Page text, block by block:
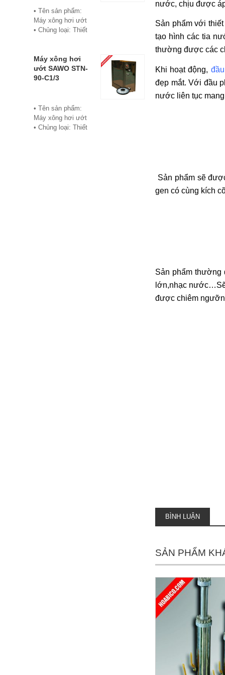
nước, chịu được
Sản phẩm với
tạo hình các tia
thường được các
Khi hoạt động,
đẹp mắt. Với đầu
nước liên tục
Sản phẩm sẽ
gen có cùng kích
Sản phẩm thường
lớn,nhạc
được chiêm
BÌNH LUẬN
SẢN PHẨM
• Bảo hành: 12
tháng
• Đơn vị phân phối:
• Tên sản phẩm:
Máy xông hơi ướt
• Chủng loại: Thiết
Sawo
• Xuất xứ:
Philippine
• Có bảng điều
khiển điện tử hiển
thị số, cho phép cài
Máy xông hơi
ướt SAWO STN-
90-C1/3
• Tên sản phẩm:
Máy xông hơi ướt
• Chủng loại: Thiết